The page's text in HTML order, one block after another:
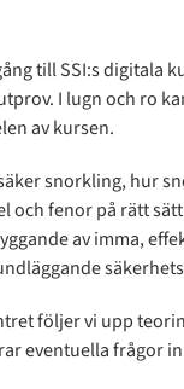
till SSI:s digitala
I lugn och ro
av kursen.
snorkling, hur
och fenor på rätt
av imma,
följer vi upp
eventuella frågor